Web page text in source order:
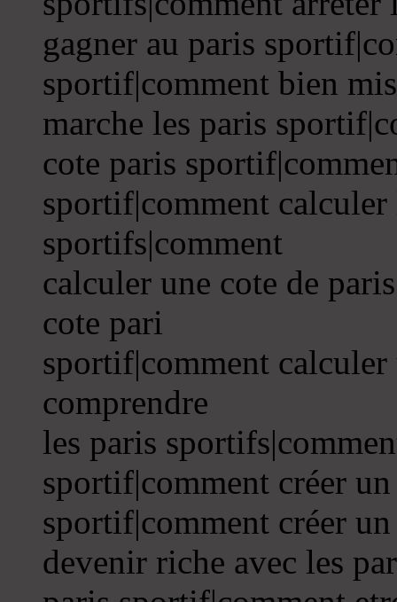
gagner au paris
sportif|comment bien
marche les paris
cote paris
sportif|comment calculer
sportifs|comment
calculer une cote de
cote pari
sportif|comment
comprendre
les paris
sportif|comment créer
sportif|comment créer
devenir riche avec les